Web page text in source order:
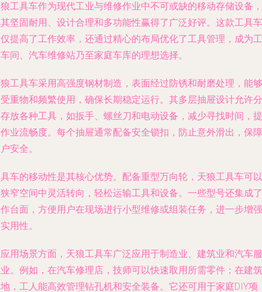
工具车作为现代工业与维修作业中不可或缺的移动存储设备，
坚固耐用、设计合理和多功能性赢得了广泛好评。这款工具车
提高了工作效率，还通过精心的布局优化了工具管理，成为工
间、汽车维修站乃至家庭车库的理想选择。
工具车采用高强度钢材制造，表面经过防锈和耐磨处理，能够
重物和频繁使用，确保长期稳定运行。其多层抽屉设计允许分
放各种工具，如扳手、螺丝刀和电动设备，减少寻找时间，提
业流畅度。每个抽屉通常配备安全锁扣，防止意外滑出，保障
安全。
车的移动性是其核心优势。配备重型万向轮，天狼工具车可以
窄空间中灵活转向，轻松运输工具和设备。一些型号还集成了
台面，方便用户在现场进行小型维修或组装任务，进一步增强
用性。
用场景方面，天狼工具车广泛应用于制造业、建筑业和汽车服
。例如，在汽车修理店，技师可以快速取用所需零件；在建筑
，工人能高效管理钻孔机和安全装备。它还可用于家庭DIY项